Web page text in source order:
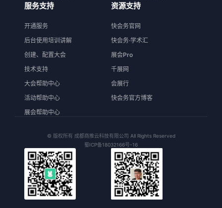
服务支持
开通服务
后台使用培训讲解
创建、配置大会
技术支持
大会帮助中心
活动帮助中心
展会帮助中心
资源支持
快会务官网
快会务·学术汇
展会Pro
千展网
会展行
快会务官方博客
© 版权所有 成都商推云科技有限公司 All Rights Reserved
蜀ICP备18032166号-16